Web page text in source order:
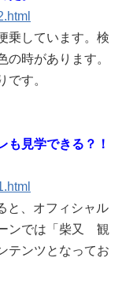
乗しています。検
時があります。
です。
も見学できる？！
と、オフィシャル
ンでは「柴又 観
テンツとなってお